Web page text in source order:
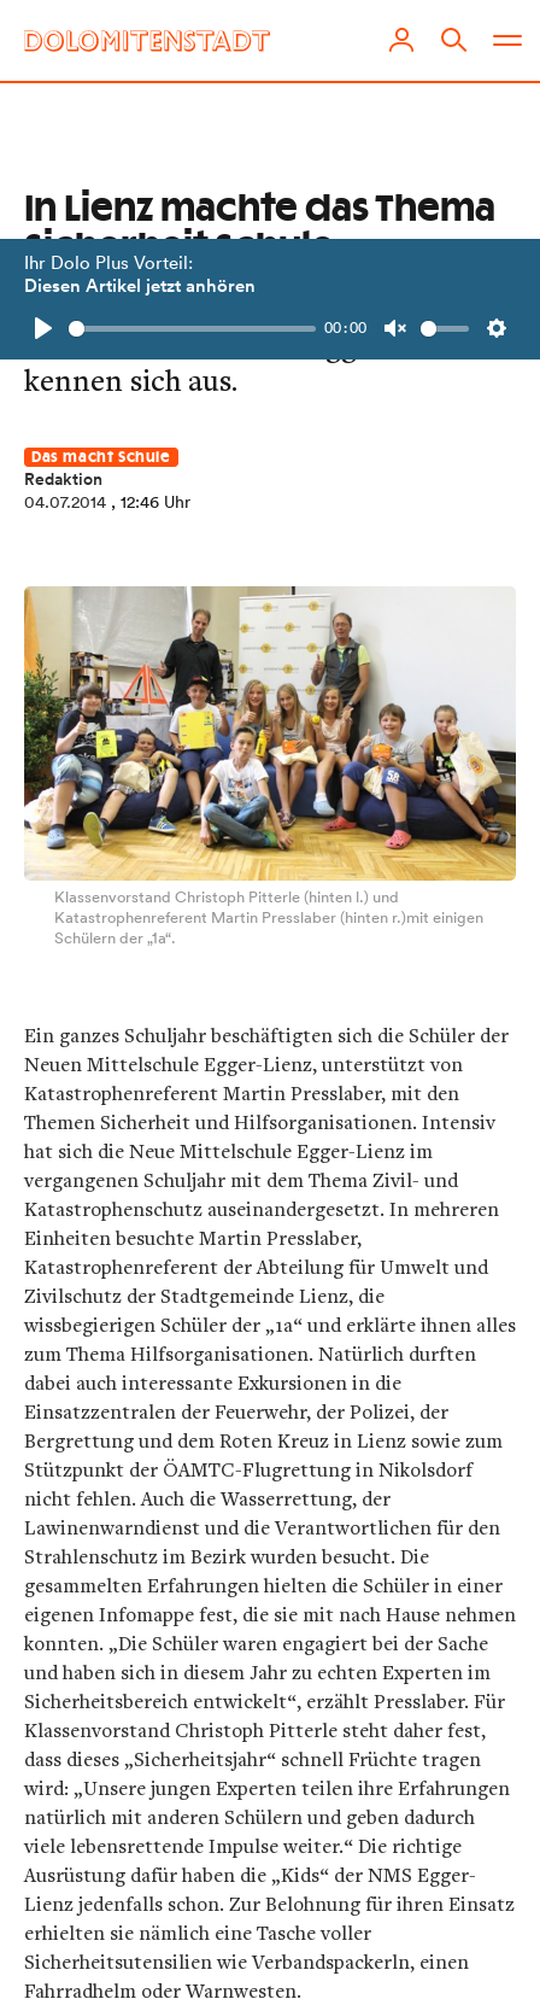
Ihr Dolo Plus Vorteil:
Diesen Artikel jetzt anhören
Play
00:00
Unmute
In Lienz machte das Thema
Sicherheit Schule
Feuerwehr, Polizei oder Rotes Kreuz.
Die Schüler der NMS Egger-Lienz
kennen sich aus.
Das macht Schule
Redaktion
04.07.2014 , 12:46 Uhr
Klassenvorstand Christoph Pitterle (hinten l.) und
Katastrophenreferent Martin Presslaber (hinten r.)mit einigen
Schülern der „1a“.
Ein ganzes Schuljahr beschäftigten sich die Schüler der
Neuen Mittelschule Egger-Lienz, unterstützt von
Katastrophenreferent Martin Presslaber, mit den
Themen Sicherheit und Hilfsorganisationen. Intensiv
hat sich die Neue Mittelschule Egger-Lienz im
vergangenen Schuljahr mit dem Thema Zivil- und
Katastrophenschutz auseinandergesetzt. In mehreren
Einheiten besuchte Martin Presslaber,
Katastrophenreferent der Abteilung für Umwelt und
Zivilschutz der Stadtgemeinde Lienz, die
wissbegierigen Schüler der „1a“ und erklärte ihnen alles
zum Thema Hilfsorganisationen. Natürlich durften
dabei auch interessante Exkursionen in die
Einsatzzentralen der Feuerwehr, der Polizei, der
Bergrettung und dem Roten Kreuz in Lienz sowie zum
Stützpunkt der ÖAMTC-Flugrettung in Nikolsdorf
nicht fehlen. Auch die Wasserrettung, der
Lawinenwarndienst und die Verantwortlichen für den
Strahlenschutz im Bezirk wurden besucht. Die
gesammelten Erfahrungen hielten die Schüler in einer
eigenen Infomappe fest, die sie mit nach Hause nehmen
konnten. „Die Schüler waren engagiert bei der Sache
und haben sich in diesem Jahr zu echten Experten im
Sicherheitsbereich entwickelt“, erzählt Presslaber. Für
Klassenvorstand Christoph Pitterle steht daher fest,
dass dieses „Sicherheitsjahr“ schnell Früchte tragen
wird: „Unsere jungen Experten teilen ihre Erfahrungen
natürlich mit anderen Schülern und geben dadurch
viele lebensrettende Impulse weiter.“ Die richtige
Ausrüstung dafür haben die „Kids“ der NMS Egger-
Lienz jedenfalls schon. Zur Belohnung für ihren Einsatz
erhielten sie nämlich eine Tasche voller
Sicherheitsutensilien wie Verbandspackerln, einen
Fahrradhelm oder Warnwesten.